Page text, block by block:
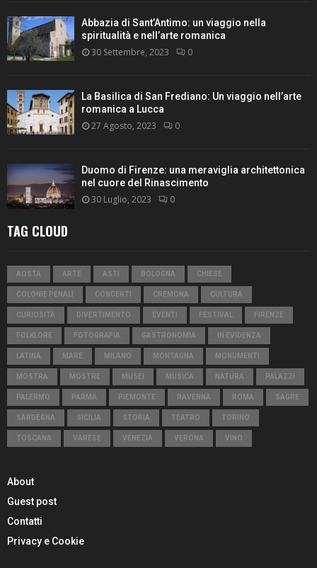
Abbazia di Sant’Antimo: un viaggio nella
spiritualità e nell’arte romanica
30 Settembre, 2023 0
La Basilica di San Frediano: Un viaggio nell’arte
romanica a Lucca
27 Agosto, 2023 0
Duomo di Firenze: una meraviglia architettonica
nel cuore del Rinascimento
30 Luglio, 2023 0
TAG CLOUD
AOSTA ARTE ASTI BOLOGNA CHIESE
COLONIE PENALI CONCERTI CREMONA CULTURA
CURIOSITÀ DIVERTIMENTO EVENTI FESTIVAL FIRENZE
FOLKLORE FOTOGRAFIA GASTRONOMIA IN EVIDENZA
LATINA MARE MILANO MONTAGNA MONUMENTI
MOSTRA MOSTRE MUSEI MUSICA NATURA PALAZZI
PALERMO PARMA PIEMONTE RAVENNA ROMA SAGRE
SARDEGNA SICILIA STORIA TEATRO TORINO
TOSCANA VARESE VENEZIA VERONA VINO
About
Guest post
Contatti
Privacy e Cookie